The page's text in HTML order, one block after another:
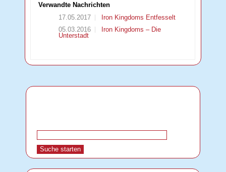
Verwandte Nachrichten
17.05.2017
Iron Kingdoms Entfesselt
05.03.2016
Iron Kingdoms – Die
Unterstadt